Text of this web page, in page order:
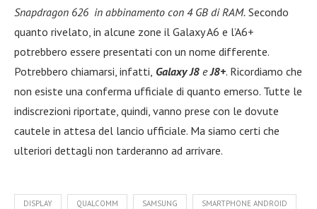
Snapdragon 626 in abbinamento con 4 GB di RAM. Secondo
quanto rivelato, in alcune zone il Galaxy A6 e l’A6+
potrebbero essere presentati con un nome differente.
Potrebbero chiamarsi, infatti, Galaxy J8 eJ8+. Ricordiamo che
non esiste una conferma ufficiale di quanto emerso. Tutte le
indiscrezioni riportate, quindi, vanno prese con le dovute
cautele in attesa del lancio ufficiale. Ma siamo certi che
ulteriori dettagli non tarderanno ad arrivare.
DISPLAY QUALCOMM SAMSUNG SMARTPHONE ANDROID